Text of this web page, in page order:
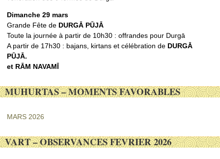
Dimanche 29 mars
Grande Fête de DURGᾹ PŪJᾹ
Toute la journée à partir de 10h30 : offrandes pour Durgā
A partir de 17h30 : bajans, kirtans et célébration de DURGᾹ
PŪJᾹ.
et RᾹM NAVAMĪ
MUHURTAS – MOMENTS FAVORABLES
MARS 2026
VART – OBSERVANCES FEVRIER 2026